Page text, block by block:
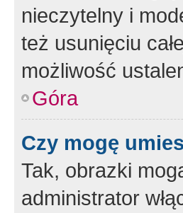
nieczytelny i
też usunięciu
możliwość
Góra
Czy mogę
Tak, obrazki
administrator